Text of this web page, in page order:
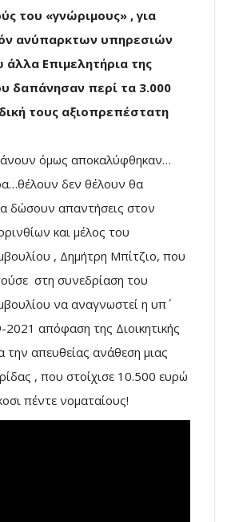
του «γνώριμους» , για
ανύπαρκτων υπηρεσιών
Επιμελητήρια της
δαπάνησαν περί τα 3.000
τους αξιοπρεπέστατη
όμως αποκαλύφθηκαν…
δεν θέλουν θα
δώσουν απαντήσεις στον
και μέλος του
, Δημήτρη Μπίτζιο, που
στη συνεδρίαση του
να αναγνωστεί η υπ΄
απόφαση της Διοικητικής
την απευθείας ανάθεση μιας
, που στοίχισε 10.500 ευρώ
πέντε νοματαίους!